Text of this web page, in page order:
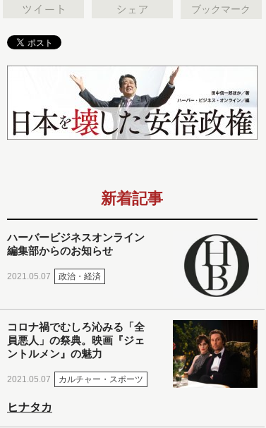
ブックマーク
新着記事
ハーバービジネスオンライン
編集部からのお知らせ
2021.05.07 政治・経済
コロナ禍でむしろ沁みる「全
員悪人」の祭典。映画『ジェ
ントルメン』の魅力
2021.05.07 カルチャー・スポーツ
ヒナタカ